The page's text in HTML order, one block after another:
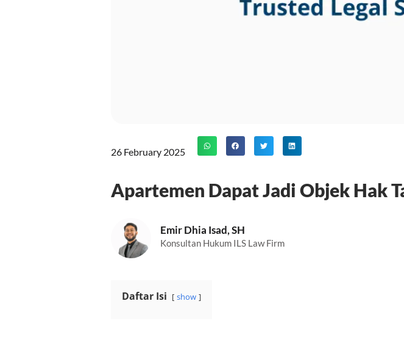
26 February 2025
Apartemen Dapat Jadi Objek Hak
Emir Dhia Isad, SH
Konsultan Hukum ILS Law Firm
Daftar Isi show